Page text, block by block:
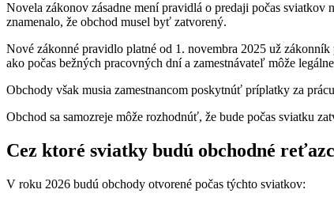
Novela zákonov zásadne mení pravidlá o predaji počas
znamenalo, že obchod musel byť zatvorený.
Nové zákonné pravidlo platné od 1. novembra 2025 už
ako počas bežných pracovných dní a zamestnávateľ môže
Obchody však musia zamestnancom poskytnúť príplatky za
Obchod sa samozreje môže rozhodnúť, že bude počas sviatku
Cez ktoré sviatky budú obchodné
V roku 2026 budú obchody otvorené počas týchto sviatkov: